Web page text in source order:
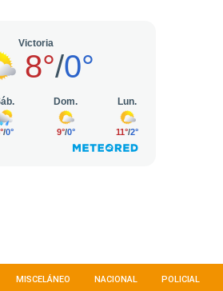
MISCELÁNEO NACIONAL POLICIAL